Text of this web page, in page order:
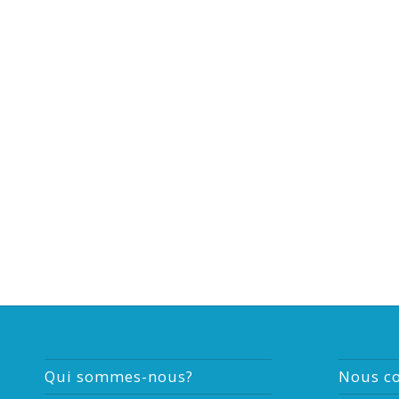
Qui sommes-nous? Nous